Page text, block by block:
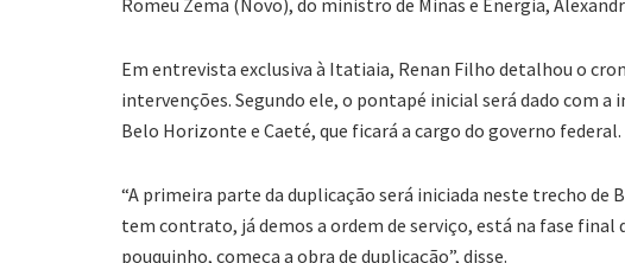
Romeu Zema (Novo), do ministro de Minas e Energia,
Em entrevista exclusiva à Itatiaia, Renan Filho detalhou o
intervenções. Segundo ele, o pontapé inicial será dado com
Belo Horizonte e Caeté, que ficará a cargo do governo federal.
“A primeira parte da duplicação será iniciada neste trecho
tem contrato, já demos a ordem de serviço, está na fase final
pouquinho, começa a obra de duplicação”, disse.